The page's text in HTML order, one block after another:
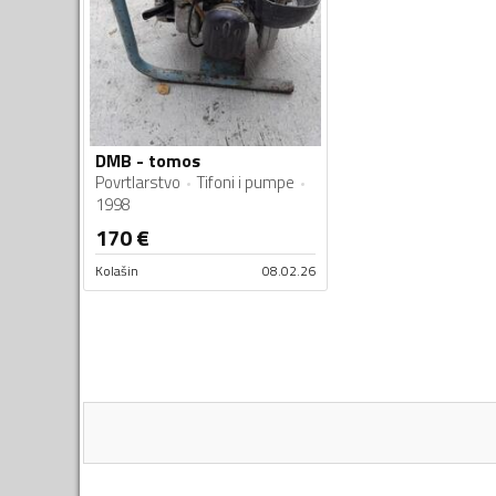
DMB - tomos
Povrtlarstvo
Tifoni i pumpe
1998
170€
Kolašin 08.02.26